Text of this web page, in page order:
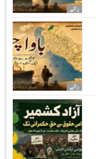
رائے
رائے